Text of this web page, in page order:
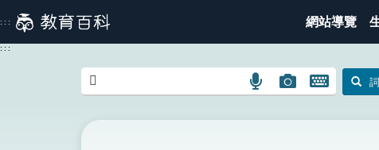
到
主
::: 網站導覽
:::
語
搜
圖
搜
開
鍵